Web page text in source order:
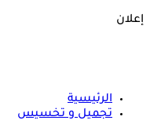
إعلان
الرئيسية
تجميل و تخسيس